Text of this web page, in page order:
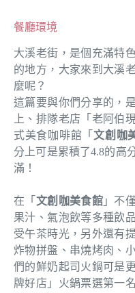
餐廳環境
大溪老街，是個充滿特
的地方，大家來到大溪
麼呢？
這篇要與你們分享的，
上、排隊老店「老阿伯
式美食咖啡館「文創咖
分上可是累積了4.8的高
滿！
在「 文創咖美食館 」不
果汁、氣泡飲等多種飲
受午茶時光，另外還有
炸物拼盤、串燒烤肉、
們的鮮奶起司火鍋可是
牌好店」火鍋票選第一